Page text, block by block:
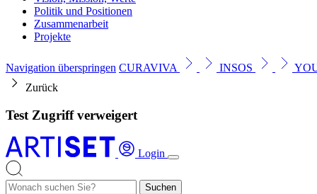
Politik und Positionen
Zusammenarbeit
Projekte
Navigation überspringen CURAVIVA INSOS
Zurück
Test Zugriff verweigert
Login
Suchen